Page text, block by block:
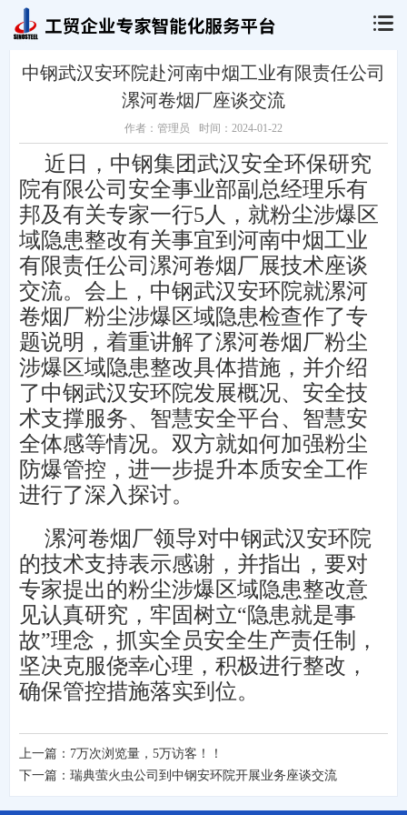
中钢武汉安环院赴河南中烟工业有限责任公司
漯河卷烟厂座谈交流
作者：管理员 时间：2024-01-22
近日，中钢集团武汉安全环保研究
院有限公司安全事业部副总经理乐有
邦及有关专家一行5人，就粉尘涉爆区
域隐患整改有关事宜到河南中烟工业
有限责任公司漯河卷烟厂展技术座谈
交流。 会上，中钢武汉安环院就漯河
卷烟厂粉尘涉爆区域隐患检查作了专
题说明，着重讲解了漯河卷烟厂粉尘
涉爆区域隐患整改具体措施，并介绍
了中钢武汉安环院发展概况、安全技
术支撑服务、智慧安全平台、智慧安
全体感等情况。双方就如何加强粉尘
防爆管控，进一步提升本质安全工作
进行了深入探讨。
漯河卷烟厂领导对中钢武汉安环院
的技术支持表示感谢，并指出，要对
专家提出的粉尘涉爆区域隐患整改意
见认真研究，牢固树立“隐患就是事
故”理念，抓实全员安全生产责任制，
坚决克服侥幸心理，积极进行整改，
确保管控措施落实到位。
上一篇： 7万次浏览量，5万访客！！
下一篇： 瑞典萤火虫公司到中钢安环院开展业务座谈交流